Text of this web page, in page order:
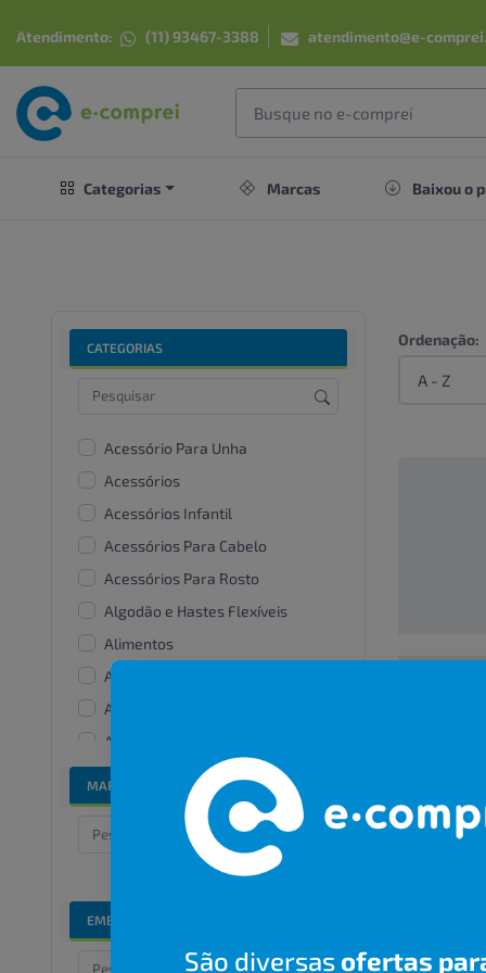
Atendimento: (11) 93467-3388 atendimento@e-
Categorias Marcas Baixou o
CATEGORIAS
Acessório Para Unha
Acessórios
Acessórios Infantil
Acessórios Para Cabelo
Acessórios Para Rosto
Algodão e Hastes Flexíveis
Alimentos
Alisantes
Amaciante De Roupas
Aparelhos e acessórios
bucais
Bandanas e lenços
Banho e cuidados especiais
Branqueadores dentais
MARCAS
EMBALAGENS
Ordenação:
São diversas ofertas